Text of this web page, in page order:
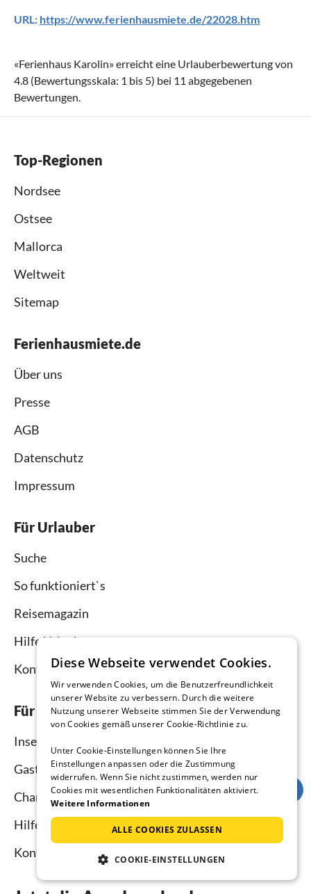
URL: https://www.ferienhausmiete.de/22028.htm
«Ferienhaus Karolin» erreicht eine Urlauberbewertung von
4.8 (Bewertungsskala: 1 bis 5) bei 11 abgegebenen
Bewertungen.
Top-Regionen
Nordsee
Ostsee
Mallorca
Weltweit
Sitemap
Ferienhausmiete.de
Über uns
Presse
AGB
Datenschutz
Impressum
Für Urlauber
Suche
So funktioniert`s
Reisemagazin
Hilfe Urlauber
Kontakt
Für Vermieter
Inserieren und vermieten
Gastgebermagazin
Channel Manager
Hilfe Vermieter
Kontakt
Diese Webseite verwendet Cookies.
Wir verwenden Cookies, um die Benutzerfreundlichkeit
unserer Website zu verbessern. Durch die weitere
Nutzung unserer Webseite stimmen Sie der Verwendung
von Cookies gemäß unserer Cookie-Richtlinie zu.
Unter Cookie-Einstellungen können Sie Ihre
Einstellungen anpassen oder die Zustimmung
widerrufen. Wenn Sie nicht zustimmen, werden nur
Cookies mit wesentlichen Funktionalitäten aktiviert.
Weitere Informationen
ALLE COOKIES ZULASSEN
COOKIE-EINSTELLUNGEN